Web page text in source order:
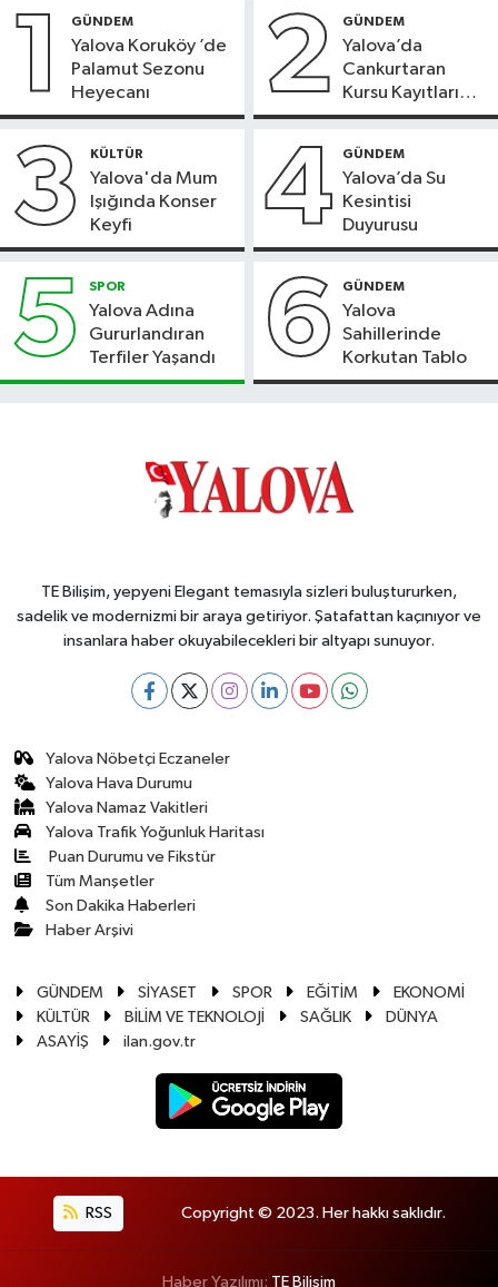
1 GÜNDEM
Yalova Koruköy ’de
Palamut Sezonu
Heyecanı
2 GÜNDEM
Yalova’da
Cankurtaran
Kursu Kayıtları
Başladı
3 KÜLTÜR
Yalova'da Mum
Işığında Konser
Keyfi
4 GÜNDEM
Yalova’da Su
Kesintisi
Duyurusu
5 SPOR
Yalova Adına
Gururlandıran
Terfiler Yaşandı
6 GÜNDEM
Yalova
Sahillerinde
Korkutan Tablo
TE Bilişim, yepyeni Elegant temasıyla sizleri buluştururken,
sadelik ve modernizmi bir araya getiriyor. Şatafattan kaçınıyor ve
insanlara haber okuyabilecekleri bir altyapı sunuyor.
Yalova Nöbetçi Eczaneler
Yalova Hava Durumu
Yalova Namaz Vakitleri
Yalova Trafik Yoğunluk Haritası
Puan Durumu ve Fikstür
Tüm Manşetler
Son Dakika Haberleri
Haber Arşivi
GÜNDEM SİYASET SPOR EĞİTİM
EKONOMİ
KÜLTÜR
BİLİM VE TEKNOLOJİ SAĞLIK
DÜNYA
ASAYİŞ
ilan.gov.tr
RSS Copyright © 2023. Her hakkı saklıdır.
Haber Yazılımı: TE Bilişim